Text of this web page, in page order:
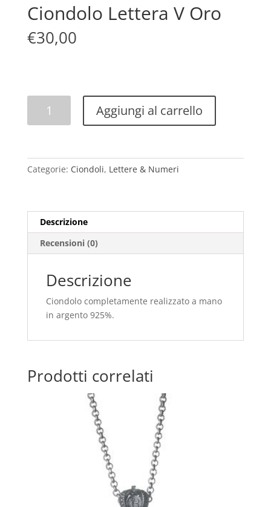
Ciondolo Lettera V Oro
€30,00
Lettera
quantità
Aggiungi al carrello
Categorie: Ciondoli, Lettere & Numeri
Descrizione
Recensioni (0)
Descrizione
Ciondolo completamente realizzato a mano
in argento 925%.
Prodotti correlati